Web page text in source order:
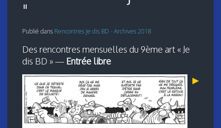
"
Publié dans Rencontres Je dis BD - Archives 2018
Des rencontres mensuelles du 9ème art « Je
dis BD » — Entrée libre
▶